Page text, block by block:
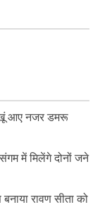
आए नजर डमरू
में मिलेंगे दोनों जने
रावण सीता को